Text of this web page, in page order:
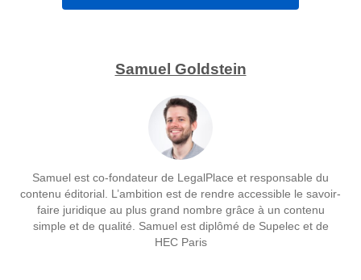
Samuel Goldstein
Samuel est co-fondateur de LegalPlace et responsable du
contenu éditorial. L’ambition est de rendre accessible le savoir-
faire juridique au plus grand nombre grâce à un contenu
simple et de qualité. Samuel est diplômé de Supelec et de
HEC Paris